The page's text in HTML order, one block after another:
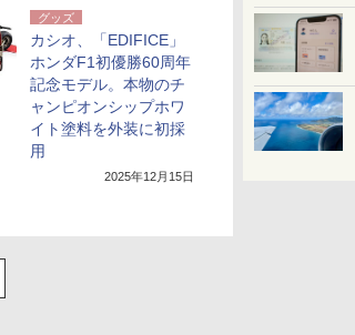
グッズ
カシオ、「EDIFICE」
ホンダF1初優勝60周年
記念モデル。本物のチ
ャンピオンシップホワ
イト塗料を外装に初採
用
2025年12月15日